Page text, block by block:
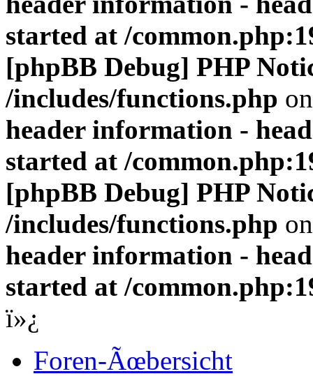
started at /
[phpBB Debug] PHP
/includes/functions.php
header information -
started at /
[phpBB Debug] PHP
/includes/functions.php
header information -
started at /
ï»¿
Foren-Ãœbersicht